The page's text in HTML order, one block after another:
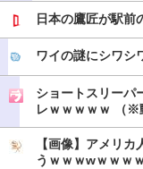
日本の鷹匠が駅前
ワイの謎にシワシ
ショートスリーパ
レｗｗｗｗｗ （※
【画像】アメリ
うｗｗｗwｗｗｗ